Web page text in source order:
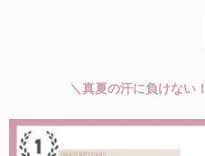
＼真夏の汗に負けない